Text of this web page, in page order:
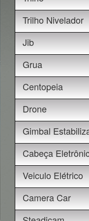
Trilho Nivelador
Jib
Grua
Centopeia
Drone
Gimbal
Cabeça
Veiculo Elétrico
Camera Car